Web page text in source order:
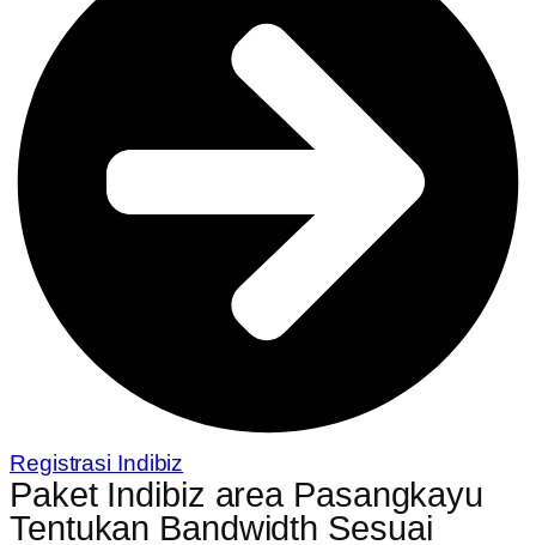
Registrasi Indibiz
Paket Indibiz area Pasangkayu
Tentukan Bandwidth Sesuai